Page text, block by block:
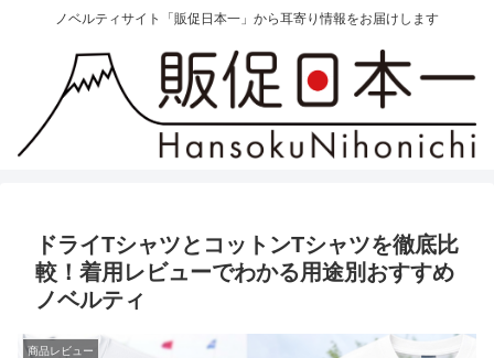
ノベルティサイト「販促日本一」から耳寄り情報をお届けします
ドライTシャツとコットンTシャツを徹底比
較！着用レビューでわかる用途別おすすめ
ノベルティ
商品レビュー